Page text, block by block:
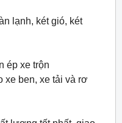
lạnh, két gió, két
ép xe trộn
xe ben, xe tải và rơ